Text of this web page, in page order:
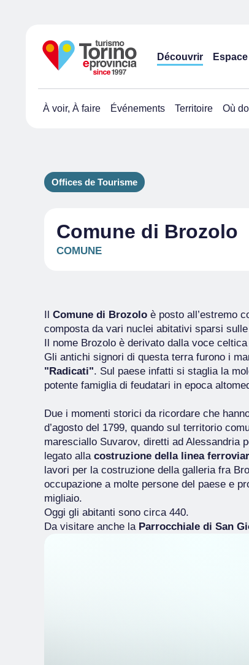
Découvrir
À voir, À faire Événements Territoire Où
Offices de Tourisme
Comune di Brozolo
COMUNE
Il Comune di Brozolo è posto all’estremo
composta da vari nuclei abitativi sparsi
Il nome Brozolo è derivato dalla voce celtica
Gli antichi signori di questa terra furono i
"Radicati". Sul paese infatti si staglia la
potente famiglia di feudatari in epoca
Due i momenti storici da ricordare che
d’agosto del 1799, quando sul territorio
maresciallo Suvarov, diretti ad Alessandria
legato alla costruzione della linea
lavori per la costruzione della galleria fra
occupazione a molte persone del paese e
migliaio.
Oggi gli abitanti sono circa 440.
Da visitare anche la Parrocchiale di San